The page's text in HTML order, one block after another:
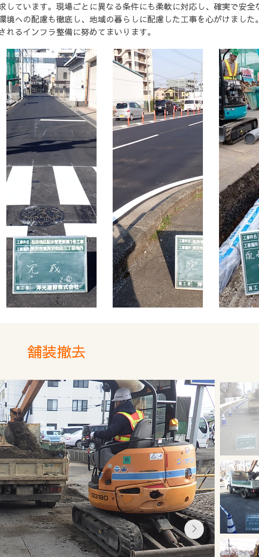
しています。現場ごとに異なる条件にも柔軟に対応し、確実で安全
への配慮も徹底し、地域の暮らしに配慮した工事を心がけました。
れるインフラ整備に努めてまいります。
​舗装撤去